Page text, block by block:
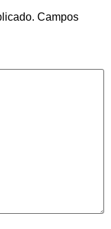
Campos